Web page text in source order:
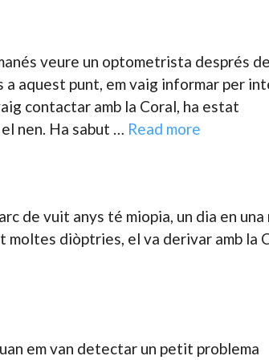
veure un optometrista després de
aquest punt, em vaig informar per
contactar amb la Coral, ha estat
nen. Ha sabut … Read more
de vuit anys té miopia, un dia en
moltes diòptries, el va derivar amb la
em van detectar un petit problema